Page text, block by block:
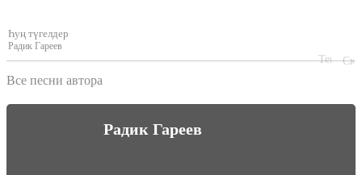
Һуң түгелдер
Радик Гареев
Все песни автора
Радик Гареев